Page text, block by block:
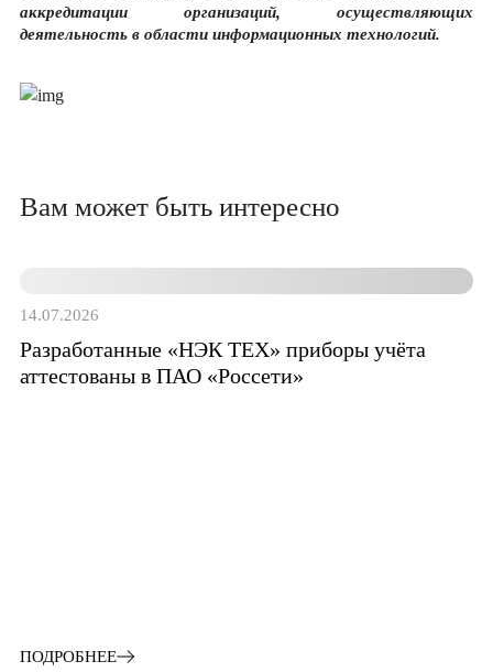
аккредитации организаций, осуществляющих
деятельность в области информационных технологий.
Вам может быть интересно
14.07.2026
Разработанные «НЭК ТЕХ» приборы учёта
аттестованы в ПАО «Россети»
ПОДРОБНЕЕ